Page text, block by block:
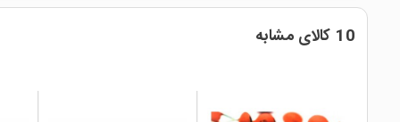
10 کالای مشابه